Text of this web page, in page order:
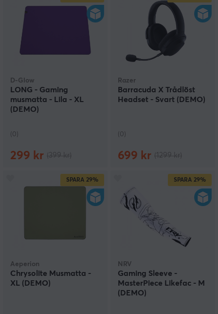
D-Glow
LONG - Gaming
musmatta - Lila - XL
(DEMO)
(0)
299 kr
Razer
Barracuda X Trådlöst
Headset - Svart (DEMO)
(0)
699 kr
SPARA 29%
Aeperion
Chrysolite Musmatta -
XL (DEMO)
SPARA 29%
NRV
Gaming Sleeve -
MasterPiece Likefac - M
(DEMO)